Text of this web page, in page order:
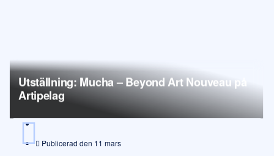
Utställning: Mucha – Beyond Art Nouveau på
Artipelag
Publicerad den 11 mars